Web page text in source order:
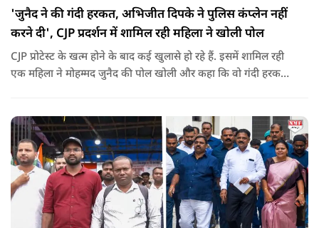
'जुनैद ने की गंदी हरकत, अभिजीत दिपके ने पुलिस कंप्लेन नहीं
करने दी', CJP प्रदर्शन में शामिल रही महिला ने खोली पोल
CJP प्रोटेस्ट के खत्म होने के बाद कई खुलासे हो रहे हैं. इसमें शामिल रही
एक महिला ने मोहम्मद जुनैद की पोल खोली और कहा कि वो गंदी हरकतें
दिया.